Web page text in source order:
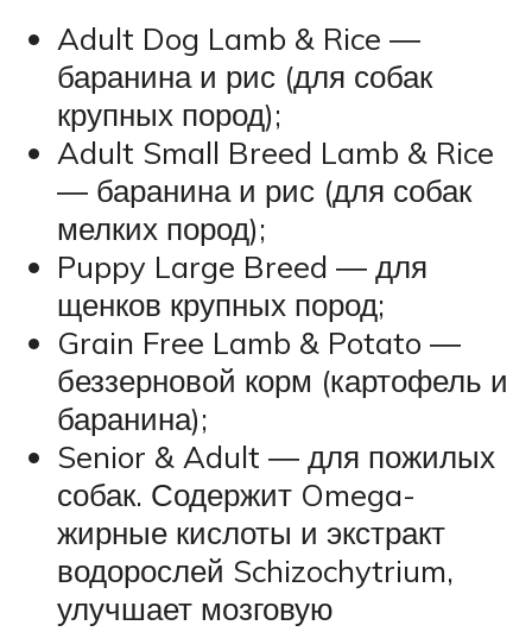
Adult Dog Lamb & Rice ―
баранина и рис (для собак
крупных пород);
Adult Small Breed Lamb & Rice
― баранина и рис (для собак
мелких пород);
Puppy Large Breed ― для
щенков крупных пород;
Grain Free Lamb & Potato ―
беззерновой корм (картофель и
баранина);
Senior & Adult ― для пожилых
собак. Содержит Omega-
жирные кислоты и экстракт
водорослей Schizochytrium,
улучшает мозговую